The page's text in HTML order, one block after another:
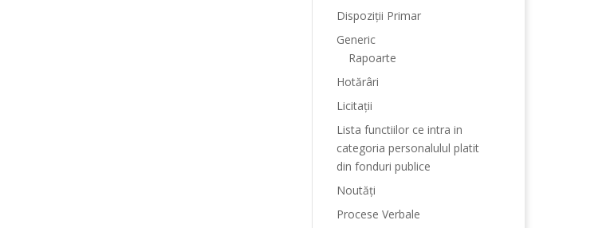
Dispoziții Primar
Generic
Rapoarte
Hotărâri
Licitații
Lista functiilor ce intra in
categoria personalulul platit
din fonduri publice
Noutăți
Procese Verbale